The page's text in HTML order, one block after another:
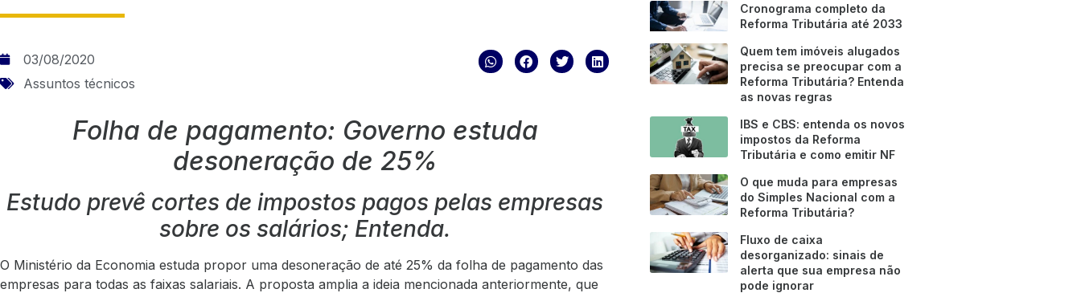
03/08/2020
Assuntos técnicos
Folha de pagamento: Governo estuda
desoneração de 25%
Estudo prevê cortes de impostos pagos pelas empresas
sobre os salários; Entenda.
O Ministério da Economia estuda propor uma desoneração de até 25% da folha de pagamento das
empresas para todas as faixas salariais. A proposta amplia a ideia mencionada anteriormente, que
Cronograma completo da
Reforma Tributária até 2033
Quem tem imóveis alugados
precisa se preocupar com a
Reforma Tributária? Entenda
as novas regras
IBS e CBS: entenda os novos
impostos da Reforma
Tributária e como emitir NF
O que muda para empresas
do Simples Nacional com a
Reforma Tributária?
Fluxo de caixa
desorganizado: sinais de
alerta que sua empresa não
pode ignorar